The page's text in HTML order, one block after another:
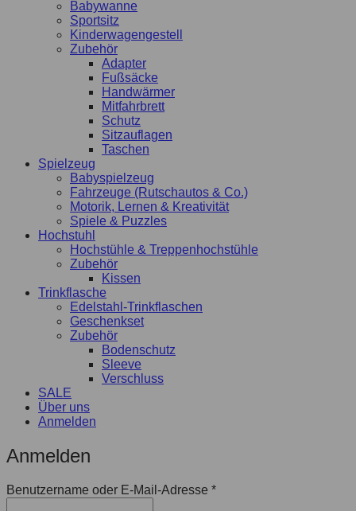
Babywanne
Sportsitz
Kinderwagengestell
Zubehör
Adapter
Fußsäcke
Handwärmer
Mitfahrbrett
Schutz
Sitzauflagen
Taschen
Spielzeug
Babyspielzeug
Fahrzeuge (Rutschautos & Co.)
Motorik, Lernen & Kreativität
Spiele & Puzzles
Hochstuhl
Hochstühle & Treppenhochstühle
Zubehör
Kissen
Trinkflasche
Edelstahl-Trinkflaschen
Geschenkset
Zubehör
Bodenschutz
Sleeve
Verschluss
SALE
Über uns
Anmelden
Anmelden
Benutzername oder E-Mail-Adresse *